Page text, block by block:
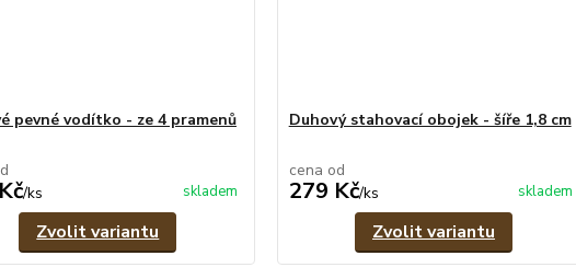
pevné vodítko - ze 4 pramenů
/ks skladem
Zvolit variantu
Duhový stahovací obojek - šíře 1,8 cm
cena od
279 Kč/ks skladem
Zvolit variantu